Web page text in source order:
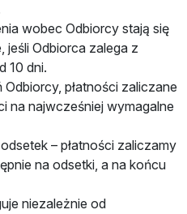
wobec Odbiorcy stają się
jeśli Odbiorca zalega z
10 dni.
płatności zaliczane
na najwcześniej wymagalne
– płatności zaliczamy
na odsetki, a na końcu
niezależnie od